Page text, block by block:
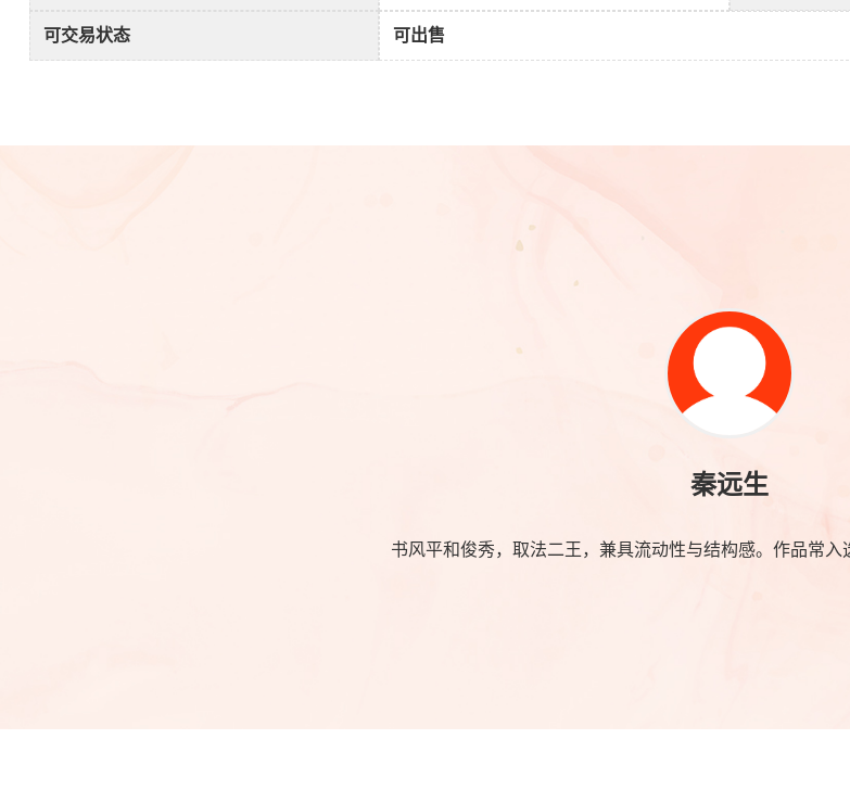
可交易状态 可出售
秦远生
书风平和俊秀，取法二王，兼具流动性与结构感。作品常入